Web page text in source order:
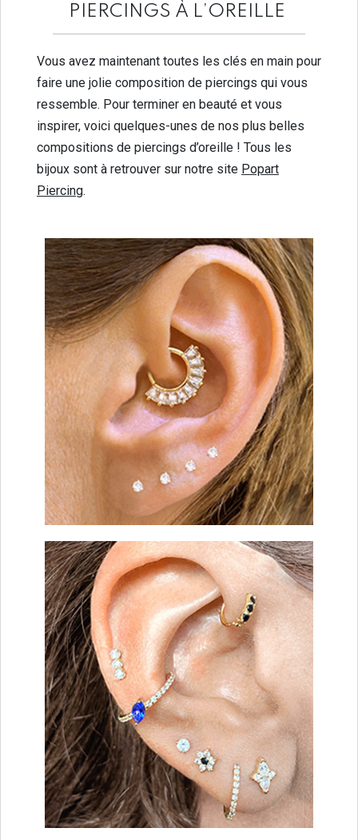
PIERCINGS À L’OREILLE
Vous avez maintenant toutes les clés en main pour
faire une jolie composition de piercings qui vous
ressemble. Pour terminer en beauté et vous
inspirer, voici quelques-unes de nos plus belles
compositions de piercings d’oreille ! Tous les
bijoux sont à retrouver sur notre site Popart
Piercing.